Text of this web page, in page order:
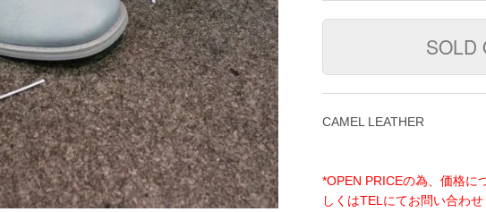
CAMEL LEATHER
*OPEN PRICEの為、価格に
しくはTELにてお問い合わせ